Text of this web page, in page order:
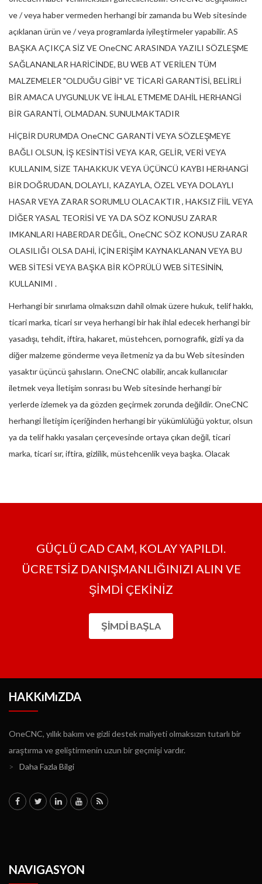
ve / veya haber vermeden herhangi bir zamanda bu Web sitesinde
açıklanan ürün ve / veya programlarda iyileştirmeler yapabilir. AS
BAŞKA AÇIKÇA SİZ VE OneCNC ARASINDA YAZILI SÖZLEŞME
SAĞLANANLAR HARİCİNDE, BU WEB AT VERİLEN TÜM
MALZEMELER "OLDUĞU GİBİ" VE TİCARİ GARANTİSİ, BELİRLİ
BİR AMACA UYGUNLUK VE İHLAL ETMEME DAHİL HERHANGİ
BİR GARANTİ, OLMADAN. SUNULMAKTADIR
HİÇBİR DURUMDA OneCNC GARANTİ VEYA SÖZLEŞMEYE
BAĞLI OLSUN, İŞ KESİNTİSİ VEYA KAR, GELİR, VERİ VEYA
KULLANIM, SİZE TAHAKKUK VEYA ÜÇÜNCÜ KAYBI HERHANGİ
BİR DOĞRUDAN, DOLAYLI, KAZAYLA, ÖZEL VEYA DOLAYLI
HASAR VEYA ZARAR SORUMLU OLACAKTIR , HAKSIZ FİİL VEYA
DİĞER YASAL TEORİSİ VE YA DA SÖZ KONUSU ZARAR
IMKANLARI HABERDAR DEĞİL, OneCNC SÖZ KONUSU ZARAR
OLASILIĞI OLSA DAHİ, İÇİN ERİŞİM KAYNAKLANAN VEYA BU
WEB SİTESİ VEYA BAŞKA BİR KÖPRÜLÜ WEB SİTESİNİN,
KULLANIMI .
Herhangi bir sınırlama olmaksızın dahil olmak üzere hukuk, telif hakkı,
ticari marka, ticari sır veya herhangi bir hak ihlal edecek herhangi bir
yasadışı, tehdit, iftira, hakaret, müstehcen, pornografik, gizli ya da
diğer malzeme gönderme veya iletmeniz ya da bu Web sitesinden
yasaktır üçüncü şahısların. OneCNC olabilir, ancak kullanıcılar
iletmek veya İletişim sonrası bu Web sitesinde herhangi bir
yerlerde izlemek ya da gözden geçirmek zorunda değildir. OneCNC
herhangi İletişim içeriğinden herhangi bir yükümlülüğü yoktur, olsun
ya da telif hakkı yasaları çerçevesinde ortaya çıkan değil, ticari
marka, ticari sır, iftira, gizlilik, müstehcenlik veya başka. Olacak
GÜÇLÜ CAD CAM, KOLAY YAPILDI.
ÜCRETSİZ DANIŞMANLIĞINIZI ALIN VE
ŞİMDİ ÇEKİNİZ
ŞIMDI BAŞLA
HAKKıMıZDA
OneCNC, yıllık bakım ve gizli destek maliyeti olmaksızın tutarlı bir
araştırma ve geliştirmenin uzun bir geçmişi vardır.
>
Daha Fazla Bilgi
NAVIGASYON